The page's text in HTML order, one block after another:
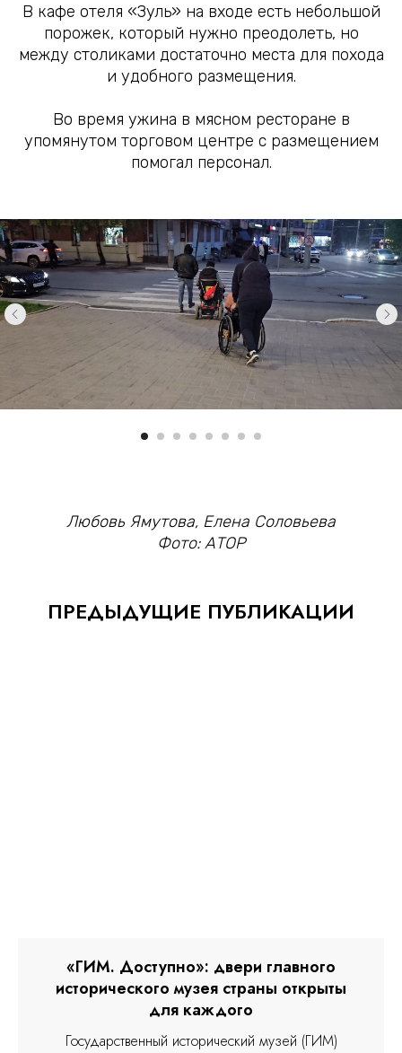
В кафе отеля «Зуль» на входе есть небольшой
порожек, который нужно преодолеть, но
между столиками достаточно места для похода
и удобного размещения.
Во время ужина в мясном ресторане в
упомянутом торговом центре с размещением
помогал персонал.
Любовь Ямутова, Елена Соловьева
Фото: АТОР
ПРЕДЫДУЩИЕ ПУБЛИКАЦИИ
«ГИМ. Доступно»: двери главного
исторического музея страны открыты
для каждого
Государственный исторический музей (ГИМ)